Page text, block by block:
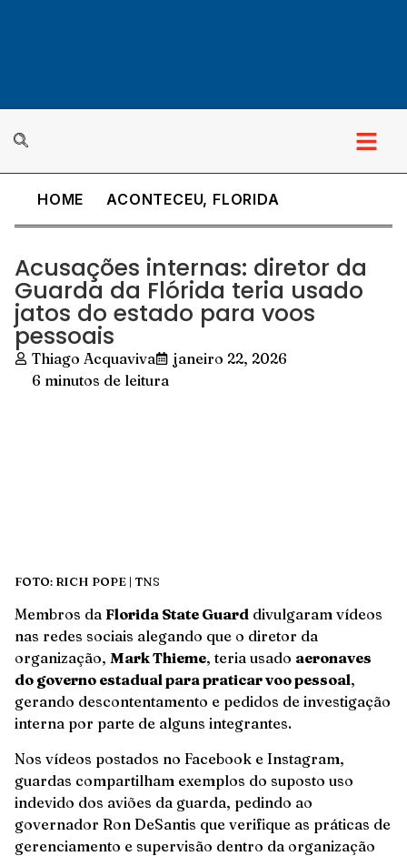
HOME ACONTECEU, FLORIDA
Acusações internas: diretor da
Guarda da Flórida teria usado
jatos do estado para voos
pessoais
Thiago Acquaviva
janeiro 22, 2026
6 minutos de leitura
FOTO: RICH POPE | TNS
Membros da Florida State Guard divulgaram vídeos
nas redes sociais alegando que o diretor da
organização, Mark Thieme, teria usado aeronaves
do governo estadual para praticar voo pessoal,
gerando descontentamento e pedidos de investigação
interna por parte de alguns integrantes.
Nos vídeos postados no Facebook e Instagram,
guardas compartilham exemplos do suposto uso
indevido dos aviões da guarda, pedindo ao
governador Ron DeSantis que verifique as práticas de
gerenciamento e supervisão dentro da organização